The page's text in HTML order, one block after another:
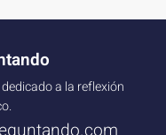
a la reflexión